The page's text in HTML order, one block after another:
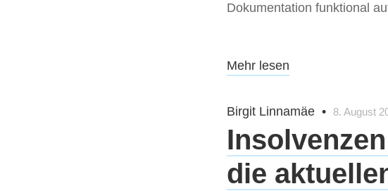
Dokumentation funktional
Mehr lesen
Birgit Linnamäe • 8. August
die